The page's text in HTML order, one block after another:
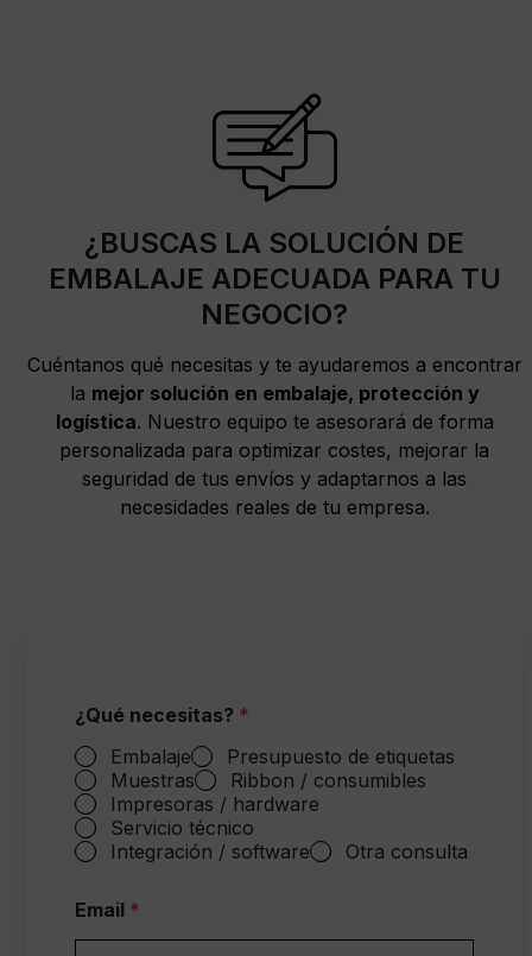
¿BUSCAS LA SOLUCIÓN DE
EMBALAJE ADECUADA PARA TU
NEGOCIO?
Cuéntanos qué necesitas y te ayudaremos a encontrar
la mejor solución en embalaje, protección y
logística. Nuestro equipo te asesorará de forma
personalizada para optimizar costes, mejorar la
seguridad de tus envíos y adaptarnos a las
necesidades reales de tu empresa.
¿Qué necesitas? *
Embalaje
Presupuesto de etiquetas
Muestras
Ribbon / consumibles
Impresoras / hardware
Servicio técnico
Integración / software
Otra consulta
Email *